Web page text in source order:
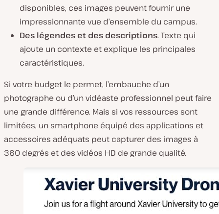
disponibles, ces images peuvent fournir une
impressionnante vue d’ensemble du campus.
Des légendes et des descriptions. Texte qui
ajoute un contexte et explique les principales
caractéristiques.
Si votre budget le permet, l’embauche d’un
photographe ou d’un vidéaste professionnel peut faire
une grande différence. Mais si vos ressources sont
limitées, un smartphone équipé des applications et
accessoires adéquats peut capturer des images à
360 degrés et des vidéos HD de grande qualité.